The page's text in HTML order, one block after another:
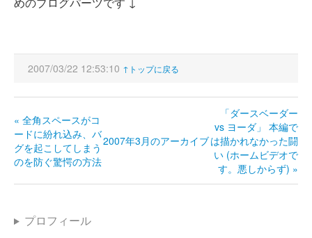
2007/03/22 12:53:10 ↑トップに戻る
« 全角スペースがコ
ードに紛れ込み、バ
グを起こしてしまう
のを防ぐ驚愕の方法
2007年3月のアーカイブ
「ダースベーダー
vs ヨーダ」 本編で
は描かれなかった闘
い (ホームビデオで
す。悪しからず) »
プロフィール